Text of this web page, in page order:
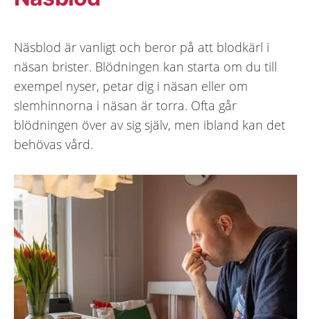
Näsblod är vanligt och beror på att blodkärl i
näsan brister. Blödningen kan starta om du till
exempel nyser, petar dig i näsan eller om
slemhinnorna i näsan är torra. Ofta går
blödningen över av sig själv, men ibland kan det
behövas vård.